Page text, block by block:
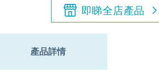
即睇全店產品
產品詳情